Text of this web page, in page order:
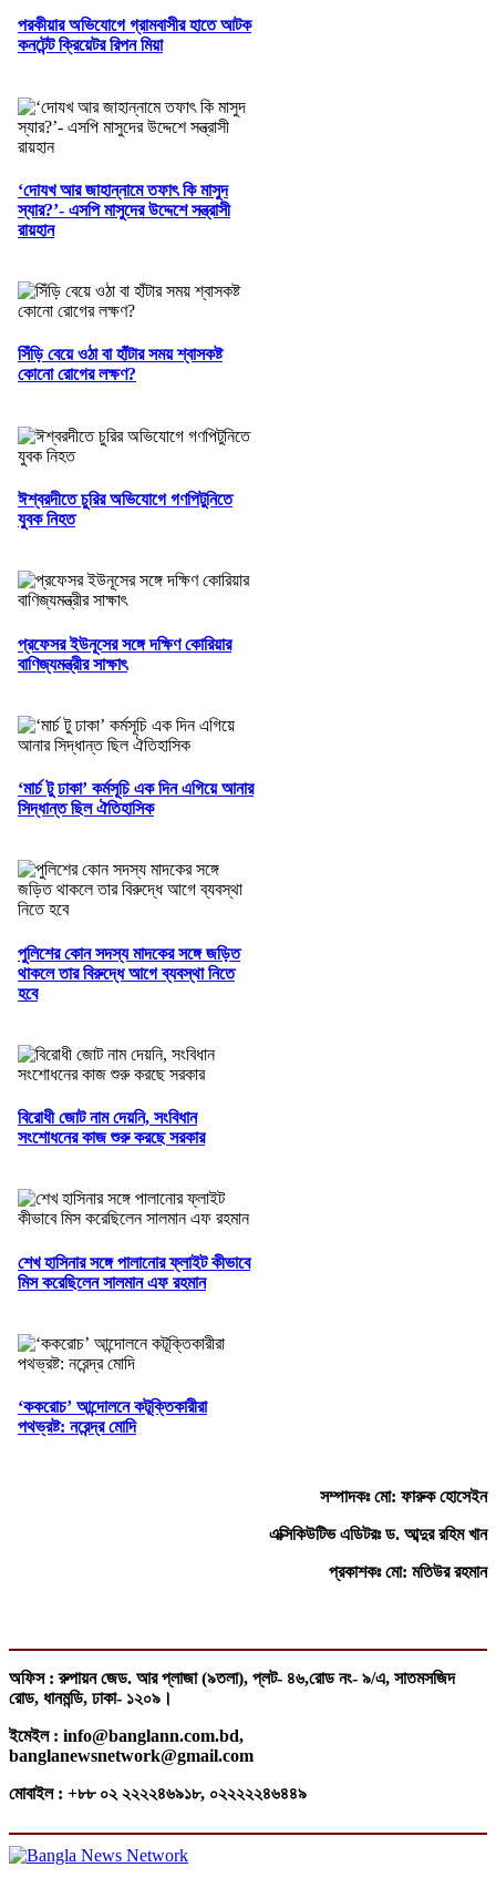
পরকীয়ার অভিযোগে গ্রামবাসীর হাতে আটক
কনটেন্ট ক্রিয়েটর রিপন মিয়া
‘দোযখ আর জাহান্নামে তফাৎ কি মাসুদ
স্যার?’- এসপি মাসুদের উদ্দেশে সন্ত্রাসী
রায়হান
সিঁড়ি বেয়ে ওঠা বা হাঁটার সময় শ্বাসকষ্ট
কোনো রোগের লক্ষণ?
ঈশ্বরদীতে চুরির অভিযোগে গণপিটুনিতে
যুবক নিহত
প্রফেসর ইউনূসের সঙ্গে দক্ষিণ কোরিয়ার
বাণিজ্যমন্ত্রীর সাক্ষাৎ
‘মার্চ টু ঢাকা’ কর্মসূচি এক দিন এগিয়ে আনার
সিদ্ধান্ত ছিল ঐতিহাসিক
পুলিশের কোন সদস্য মাদকের সঙ্গে জড়িত
থাকলে তার বিরুদ্ধে আগে ব্যবস্থা নিতে
হবে
বিরোধী জোট নাম দেয়নি, সংবিধান
সংশোধনের কাজ শুরু করছে সরকার
শেখ হাসিনার সঙ্গে পালানোর ফ্লাইট কীভাবে
মিস করেছিলেন সালমান এফ রহমান
‘ককরোচ’ আন্দোলনে কটূক্তিকারীরা
পথভ্রষ্ট: নরেন্দ্র মোদি
সম্পাদকঃ মো: ফারুক হোসেইন
এক্সিকিউটিভ এডিটরঃ ড. আব্দুর রহিম খান
প্রকাশকঃ মো: মতিউর রহমান
অফিস : রুপায়ন জেড. আর প্লাজা (৯তলা), প্লট- ৪৬,রোড নং- ৯/এ, সাতমসজিদ
রোড, ধানমন্ডি, ঢাকা- ১২০৯।
ইমেইল : info@banglann.com.bd,
banglanewsnetwork@gmail.com
মোবাইল : +৮৮ ০২ ২২২২৪৬৯১৮, ০২২২২২৪৬৪৪৯